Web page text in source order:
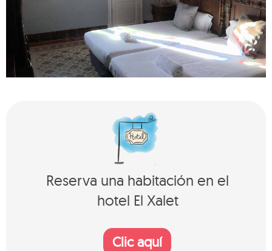
Reserva una habitación en el
hotel El Xalet
Clic aquí